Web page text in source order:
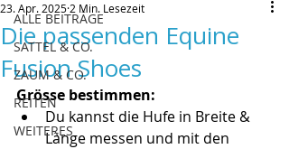
ALLE BEITRÄGE
SATTEL & CO.
ZAUM & CO.
REITEN
WEITERES
Die passenden Equine
Fusion Shoes
23. Apr. 2025 2 Min. Lesezeit
Grösse bestimmen:
Du kannst die Hufe in Breite &
Länge messen und mit den